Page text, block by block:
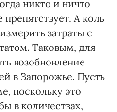
никто и ничто
А коль
затраты с
Таковым, для
возобновление
в Запорожье. Пусть
поскольку это
в количествах,